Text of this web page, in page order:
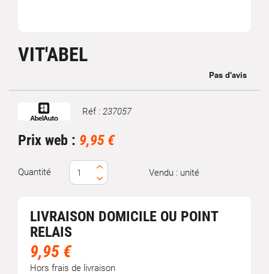
VIT'ABEL
Marque Réf : 237057
Prix web : 9,95 €
Quantité Vendu : unité
LIVRAISON DOMICILE OU POINT
RELAIS
9,95 €
Hors frais de livraison